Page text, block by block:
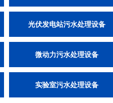
光伏发电站污水处理设备
微动力污水处理设备
实验室污水处理设备